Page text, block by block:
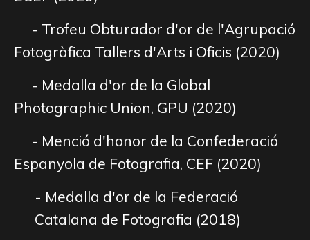
- Trofeu Obturador d'or de l'Agrupació
Fotogràfica Tallers d'Arts i Oficis (2020)
- Medalla d'or de la Global
Photographic Union, GPU (2020)
- Menció d'honor de la Confederació
Espanyola de Fotografia, CEF (2020)
- Medalla d'or de la Federació
Catalana de Fotografia (2018)